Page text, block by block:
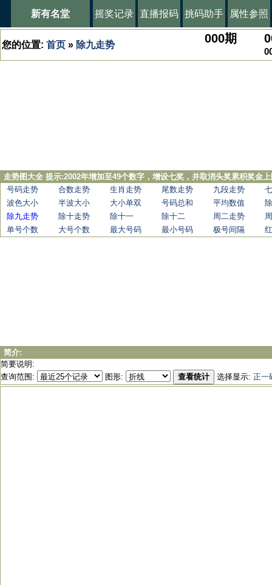
新有名堂 摇奖记录 直播报码 挑码助手 属性参照
您的位置: 首页 » 除九走势 000期
走势图大全 提示:2002年增加至49个数字，增设七奖，并取消头奖累积奖金
号码走势
合数走势 生肖走势 尾数走势 九段走势
波色大小
半波大小 大小单双 号码总和 平均数值
除九走势
除十走势 除十一 除十二 周二走势
单号个数
大号个数 最大号码 最小号码 极号间隔
简介:
简要说明:
查询范围:
图形: 查看统计 选择显示: 正一